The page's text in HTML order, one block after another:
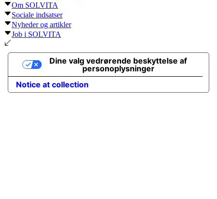
Om SOLVITA
Sociale indsatser
Nyheder og artikler
Job i SOLVITA
Notice at collection
Dine valg vedrørende beskyttelse af
personoplysninger